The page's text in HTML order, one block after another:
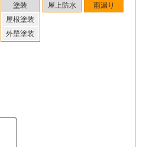
塗装
屋根塗装
外壁塗装
屋上防水 雨漏り